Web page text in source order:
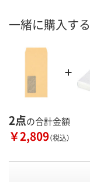
一緒に購入する
2点の合計金額
￥2,809（税込）